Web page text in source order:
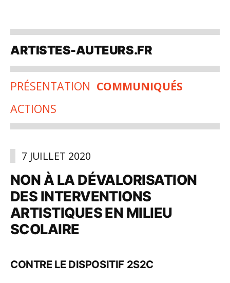
Aller
contenu
ARTISTES-AUTEURS.FR
PRÉSENTATION COMMUNIQUÉS
ACTIONS
7 JUILLET 2020
NON À LA DÉVALORISATION
DES INTERVENTIONS
ARTISTIQUES EN MILIEU
SCOLAIRE
CONTRE LE DISPOSITIF 2S2C